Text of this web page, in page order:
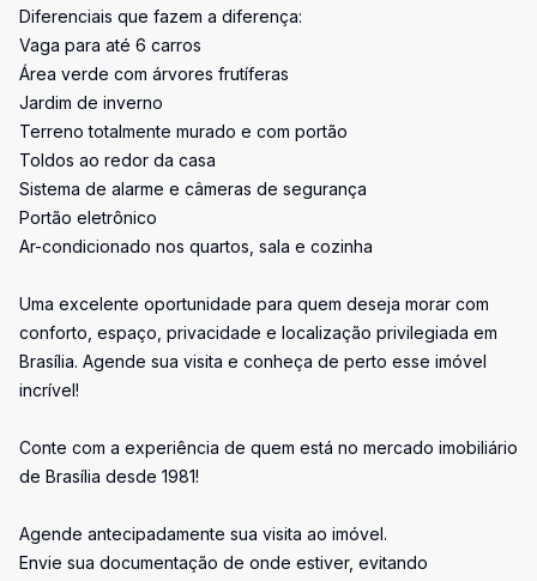
Diferenciais que fazem a diferença:
Vaga para até 6 carros
Área verde com árvores frutíferas
Jardim de inverno
Terreno totalmente murado e com portão
Toldos ao redor da casa
Sistema de alarme e câmeras de segurança
Portão eletrônico
Ar-condicionado nos quartos, sala e cozinha
Uma excelente oportunidade para quem deseja morar com
conforto, espaço, privacidade e localização privilegiada em
Brasília. Agende sua visita e conheça de perto esse imóvel
incrível!
Conte com a experiência de quem está no mercado imobiliário
de Brasília desde 1981!
Agende antecipadamente sua visita ao imóvel.
Envie sua documentação de onde estiver, evitando